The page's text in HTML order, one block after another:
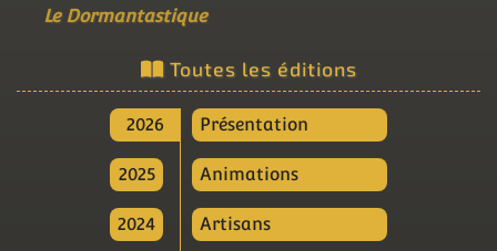
Le Dormantastique
Toutes les éditions
2026
2025
2024
Présentation
Animations
Artisans